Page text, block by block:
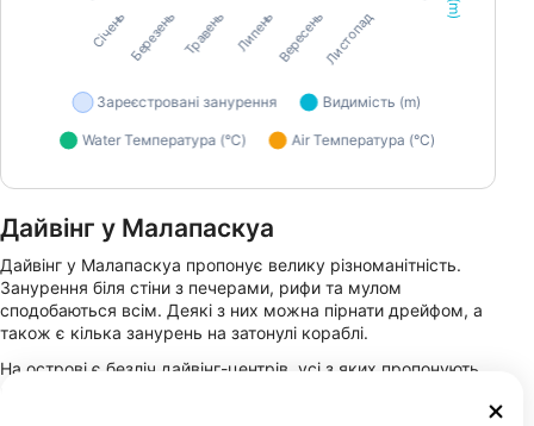
Дайвінг у Малапаскуа
Дайвінг у Малапаскуа пропонує велику різноманітність.
Занурення біля стіни з печерами, рифи та мулом
сподобаються всім. Деякі з них можна пірнати дрейфом, а
також є кілька занурень на затонулі кораблі.
На острові є безліч дайвінг-центрів, усі з яких пропонують